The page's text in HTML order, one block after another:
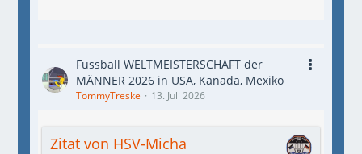
Fussball WELTMEISTERSCHAFT der
MÄNNER 2026 in USA, Kanada, Mexiko
TommyTreske 13. Juli 2026
Zitat von HSV-Micha